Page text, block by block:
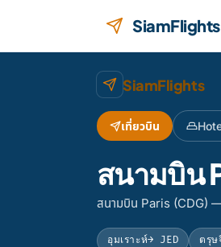
SiamFlights
SiamFlights
เที่ยวบิน
สนามบิน
สนามบิน Paris (CDG) —
อุมเราะห์→ JED ตรุ